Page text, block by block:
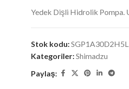
Yedek Dişli Hidrolik Pompa.
Stok kodu:SGP1A30D2H5L
Kategoriler:Shimadzu
Paylaş: